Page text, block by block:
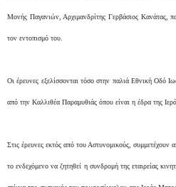
Μονής Παγανιών, Αρχιμανδρίτης Γερβάσιος Κανάτας,
τον εντοπισμό του.
Οι έρευνες εξελίσσονται τόσο στην παλιά Εθνική Οδό
από την Καλλιθέα Παραμυθιάς όπου είναι η έδρα της
Στις έρευνες εκτός από του Αστυνομικούς, συμμετέχουν
το ενδεχόμενο να ζητηθεί η συνδρομή της εταιρείας